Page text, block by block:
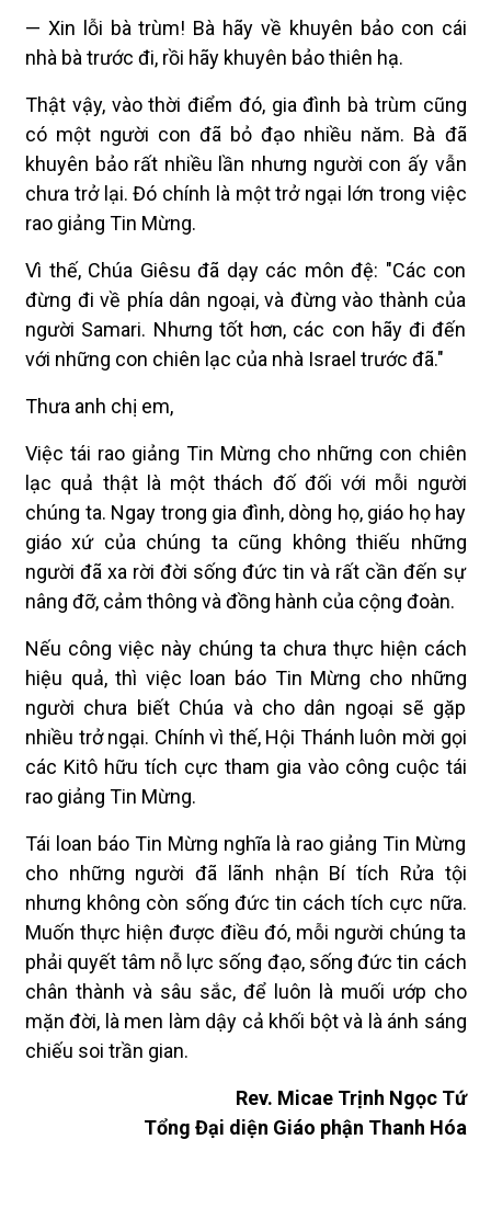
— Xin lỗi bà trùm! Bà hãy về khuyên bảo con cái
nhà bà trước đi, rồi hãy khuyên bảo thiên hạ.
Thật vậy, vào thời điểm đó, gia đình bà trùm cũng
có một người con đã bỏ đạo nhiều năm. Bà đã
khuyên bảo rất nhiều lần nhưng người con ấy vẫn
chưa trở lại. Đó chính là một trở ngại lớn trong việc
rao giảng Tin Mừng.
Vì thế, Chúa Giêsu đã dạy các môn đệ: "Các con
đừng đi về phía dân ngoại, và đừng vào thành của
người Samari. Nhưng tốt hơn, các con hãy đi đến
với những con chiên lạc của nhà Israel trước đã."
Thưa anh chị em,
Việc tái rao giảng Tin Mừng cho những con chiên
lạc quả thật là một thách đố đối với mỗi người
chúng ta. Ngay trong gia đình, dòng họ, giáo họ hay
giáo xứ của chúng ta cũng không thiếu những
người đã xa rời đời sống đức tin và rất cần đến sự
nâng đỡ, cảm thông và đồng hành của cộng đoàn.
Nếu công việc này chúng ta chưa thực hiện cách
hiệu quả, thì việc loan báo Tin Mừng cho những
người chưa biết Chúa và cho dân ngoại sẽ gặp
nhiều trở ngại. Chính vì thế, Hội Thánh luôn mời gọi
các Kitô hữu tích cực tham gia vào công cuộc tái
rao giảng Tin Mừng.
Tái loan báo Tin Mừng nghĩa là rao giảng Tin Mừng
cho những người đã lãnh nhận Bí tích Rửa tội
nhưng không còn sống đức tin cách tích cực nữa.
Muốn thực hiện được điều đó, mỗi người chúng ta
phải quyết tâm nỗ lực sống đạo, sống đức tin cách
chân thành và sâu sắc, để luôn là muối ướp cho
mặn đời, là men làm dậy cả khối bột và là ánh sáng
chiếu soi trần gian.
Rev. Micae Trịnh Ngọc Tứ
Tổng Đại diện Giáo phận Thanh Hóa